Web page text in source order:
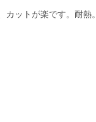
ットが楽です。耐熱